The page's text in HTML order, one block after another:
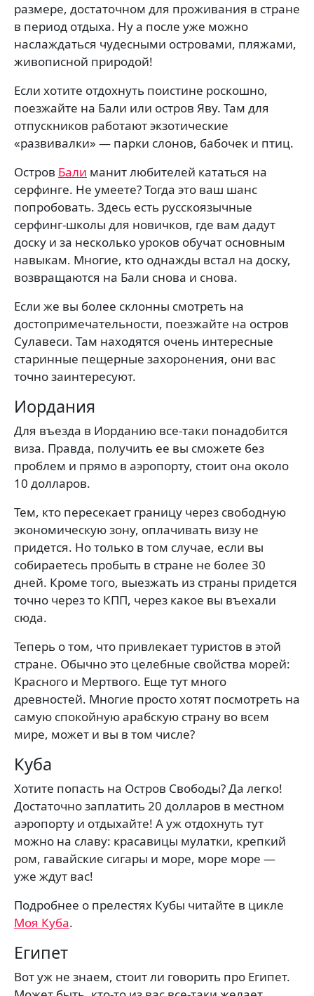
размере, достаточном для проживания в стране
в период отдыха. Ну а после уже можно
наслаждаться чудесными островами, пляжами,
живописной природой!
Если хотите отдохнуть поистине роскошно,
поезжайте на Бали или остров Яву. Там для
отпускников работают экзотические
«развивалки» — парки слонов, бабочек и птиц.
Остров Бали манит любителей кататься на
серфинге. Не умеете? Тогда это ваш шанс
попробовать. Здесь есть русскоязычные
серфинг-школы для новичков, где вам дадут
доску и за несколько уроков обучат основным
навыкам. Многие, кто однажды встал на доску,
возвращаются на Бали снова и снова.
Если же вы более склонны смотреть на
достопримечательности, поезжайте на остров
Сулавеси. Там находятся очень интересные
старинные пещерные захоронения, они вас
точно заинтересуют.
Иордания
Для въезда в Иорданию все-таки понадобится
виза. Правда, получить ее вы сможете без
проблем и прямо в аэропорту, стоит она около
10 долларов.
Тем, кто пересекает границу через свободную
экономическую зону, оплачивать визу не
придется. Но только в том случае, если вы
собираетесь пробыть в стране не более 30
дней. Кроме того, выезжать из страны придется
точно через то КПП, через какое вы въехали
сюда.
Теперь о том, что привлекает туристов в этой
стране. Обычно это целебные свойства морей:
Красного и Мертвого. Еще тут много
древностей. Многие просто хотят посмотреть на
самую спокойную арабскую страну во всем
мире, может и вы в том числе?
Куба
Хотите попасть на Остров Свободы? Да легко!
Достаточно заплатить 20 долларов в местном
аэропорту и отдыхайте! А уж отдохнуть тут
можно на славу: красавицы мулатки, крепкий
ром, гавайские сигары и море, море море —
уже ждут вас!
Подробнее о прелестях Кубы читайте в цикле
Моя Куба.
Египет
Вот уж не знаем, стоит ли говорить про Египет.